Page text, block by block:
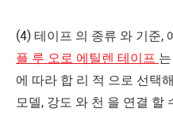
(4) 테이프 의 종류 와 기준,
플 루 오로 에틸렌 테이프
에 따라 합 리 적 으로 선택
모델, 강도 와 천 을 연결 할